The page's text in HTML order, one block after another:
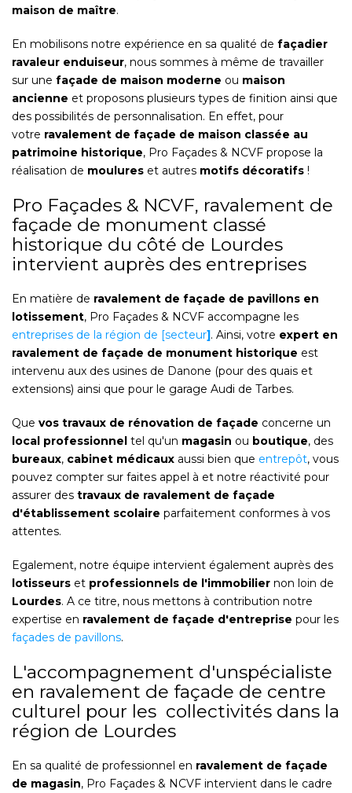
maison de maître.
En mobilisons notre expérience en sa qualité de façadier
ravaleur enduiseur, nous sommes à même de travailler
sur une façade de maison moderne ou maison
ancienne et proposons plusieurs types de finition ainsi que
des possibilités de personnalisation. En effet, pour
votre ravalement de façade de maison classée au
patrimoine historique, Pro Façades & NCVF propose la
réalisation de moulures et autres motifs décoratifs !
Pro Façades & NCVF, ravalement de
façade de monument classé
historique du côté de Lourdes
intervient auprès des entreprises
En matière de ravalement de façade de pavillons en
lotissement, Pro Façades & NCVF accompagne les
entreprises de la région de [secteur]. Ainsi, votre expert en
ravalement de façade de monument historique est
intervenu aux des usines de Danone (pour des quais et
extensions) ainsi que pour le garage Audi de Tarbes.
Que vos travaux de rénovation de façade concerne un
local professionnel tel qu'un magasin ou boutique, des
bureaux, cabinet médicaux aussi bien que entrepôt, vous
pouvez compter sur faites appel à et notre réactivité pour
assurer des travaux de ravalement de façade
d'établissement scolaire parfaitement conformes à vos
attentes.
Egalement, notre équipe intervient également auprès des
lotisseurs et professionnels de l'immobilier non loin de
Lourdes. A ce titre, nous mettons à contribution notre
expertise en ravalement de façade d'entreprise pour les
façades de pavillons.
L'accompagnement d'unspécialiste
en ravalement de façade de centre
culturel pour les collectivités dans la
région de Lourdes
En sa qualité de professionnel en ravalement de façade
de magasin, Pro Façades & NCVF intervient dans le cadre